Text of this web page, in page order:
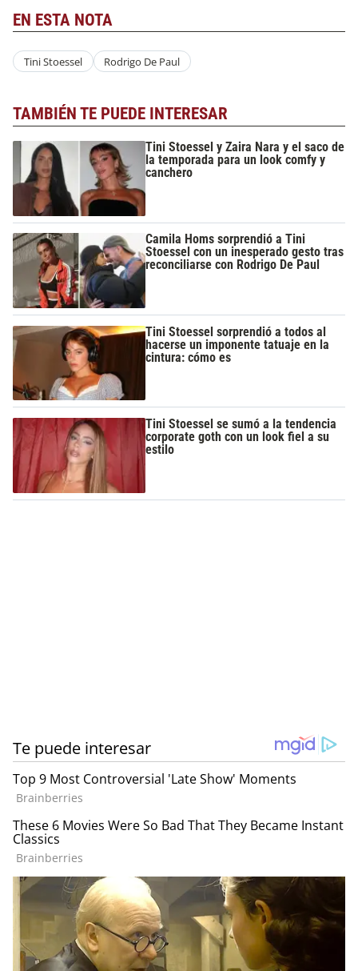
EN ESTA NOTA
Tini Stoessel Rodrigo De Paul
TAMBIÉN TE PUEDE INTERESAR
Tini Stoessel y Zaira Nara y el saco de
la temporada para un look comfy y
canchero
Camila Homs sorprendió a Tini
Stoessel con un inesperado gesto tras
reconciliarse con Rodrigo De Paul
Tini Stoessel sorprendió a todos al
hacerse un imponente tatuaje en la
cintura: cómo es
Tini Stoessel se sumó a la tendencia
corporate goth con un look fiel a su
estilo